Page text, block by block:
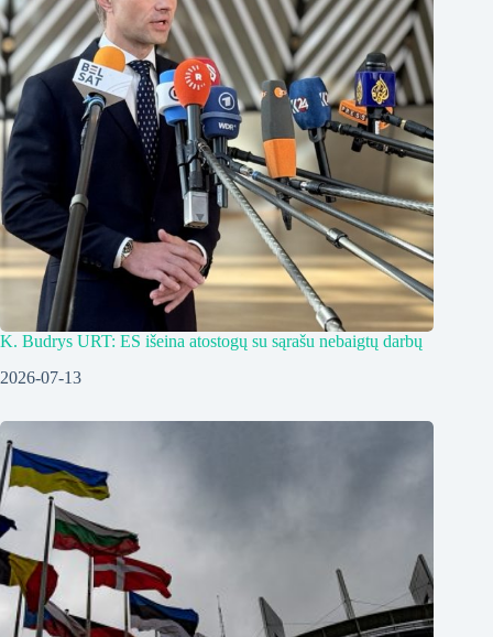
K. Budrys URT: ES išeina atostogų su sąrašu nebaigtų darbų
2026-07-13